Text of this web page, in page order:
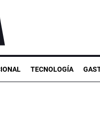
TECNOLOGÍA